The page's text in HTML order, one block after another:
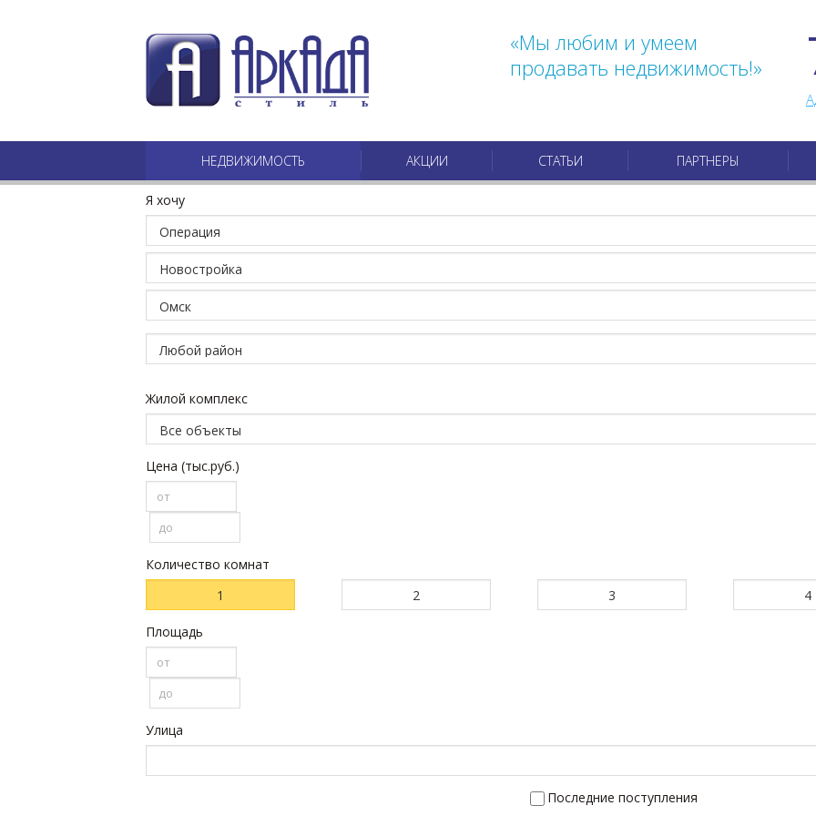
«Мы любим и умеем
продавать недвижимость!»
НЕДВИЖИМОСТЬ АКЦИИ СТАТЬИ ПАРТНЕРЫ
Я хочу
Жилой комплекс
Цена (тыс.руб.)
Количество комнат
1
2 3 4
Площадь
Улица
Последние поступления